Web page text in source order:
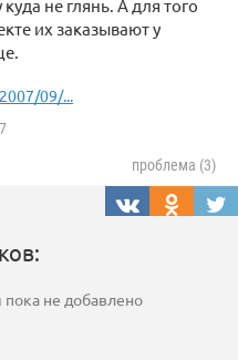
не глянь. А для того
их заказывают у
09/...
проблема (3)
не добавлено